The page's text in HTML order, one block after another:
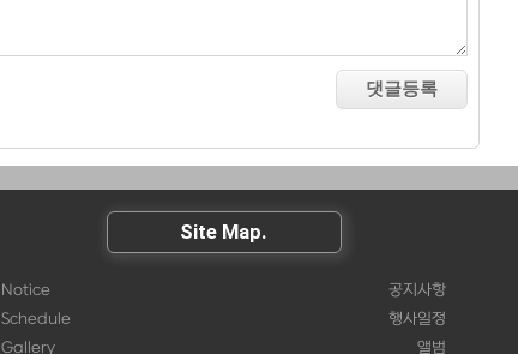
Site Map.
Notice
공지사항
Schedule
행사일정
Gallery
앨범